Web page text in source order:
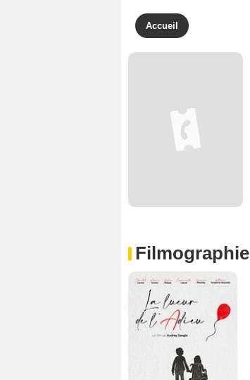
Accueil
Filmographie